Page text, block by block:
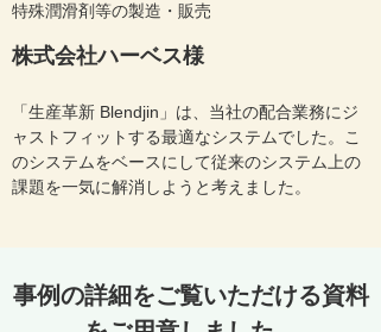
特殊潤滑剤等の製造・販売
株式会社ハーベス様
「生産革新 Blendjin」は、当社の配合業務にジ
ャストフィットする最適なシステムでした。こ
のシステムをベースにして従来のシステム上の
課題を一気に解消しようと考えました。
事例の詳細をご覧いただける資料